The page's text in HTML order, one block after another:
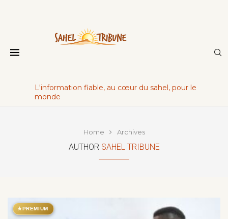
L'information fiable, au cœur du sahel, pour le
monde
Home Archives
AUTHOR SAHEL TRIBUNE
★PREMIUM